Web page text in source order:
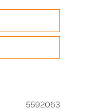
5592063